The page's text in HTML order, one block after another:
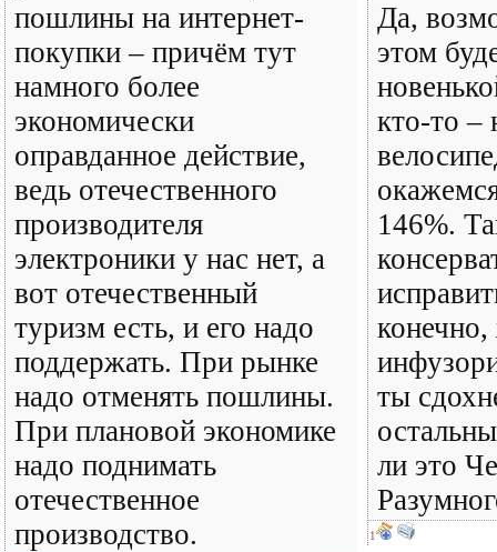
пошлины на интернет-
покупки – причём тут
намного более
экономически
оправданное действие,
ведь отечественного
производителя
электроники у нас нет, а
вот отечественный
туризм есть, и его надо
поддержать. При рынке
надо отменять пошлины.
При плановой экономике
надо поднимать
отечественное
производство.
Да,
этом
кто-то –
146%.
ты
ли это
1